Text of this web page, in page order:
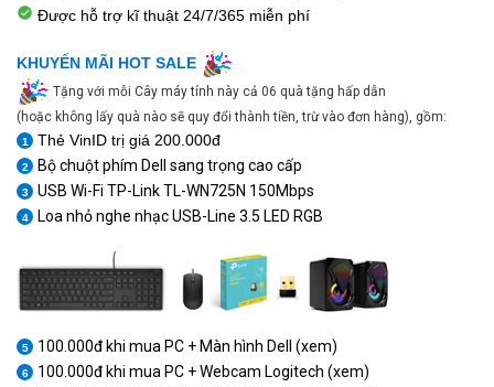
Được hỗ trợ kĩ thuật 24/7/365 miễn phí
KHUYẾN MÃI HOT SALE
Tặng với mỗi Cây máy tính này cả 06 quà tặng hấp dẫn
(hoặc không lấy quà nào sẽ quy đổi thành tiền, trừ vào đơn hàng), gồm:
1 Thẻ VinID trị giá 200.000đ
2 Bộ chuột phím Dell sang trọng cao cấp
3 USB Wi-Fi TP-Link TL-WN725N 150Mbps
4 Loa nhỏ nghe nhạc USB-Line 3.5 LED RGB
5 100.000đ khi mua PC + Màn hình Dell (xem)
6
100.000đ khi mua PC + Webcam Logitech (xem)